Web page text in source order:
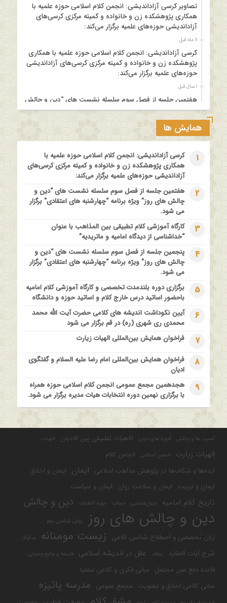
تصاویر کرسی آزاداندیشی: انجمن کلام اسلامی حوزه علمیه با
همکاری پژوهشکده زن و خانواده و کمیته مرکزی کرسی‌های
آزاداندیشی حوزه‌های علمیه برگزار می‌کند:
11 ماه قبل
کرسی آزاداندیشی: انجمن کلام اسلامی حوزه علمیه با همکاری
پژوهشکده زن و خانواده و کمیته مرکزی کرسی‌های آزاداندیشی
حوزه‌های علمیه برگزار می‌کند:
1 سال قبل
هفتمین جلسه از فصل سوم سلسله نشست های “دین و چالش
های روز” ویژه برنامه “چهارشنبه های اعتقادی” برگزار می شود.
مدرسه بهاره بازخوانی آموزه وحیانی بینونت پیشینه // تقریرها //
1 سال قبل
کارگاه آموزشی کلام تطبیقی بین المذاهب با عنوان “خداشناسی از
دیدگاه امامیه و ماتریدیه”
1 سال قبل
اولین همایش ملی” #زن و #خانواده ؛ کاوش های #وحیانی و
1 سال قبل
فراخوان مقاله ویژه سیزدهمین همایش بین المللی’فلسفه دین
معاصر با موضوع: “وحی و نبوت”
همایش ها
1
کرسی آزاداندیشی: انجمن کلام اسلامی حوزه علمیه با
همکاری پژوهشکده زن و خانواده و کمیته مرکزی کرسی‌های
آزاداندیشی حوزه‌های علمیه برگزار می‌کند:
2
هفتمین جلسه از فصل سوم سلسله نشست های “دین و
چالش های روز” ویژه برنامه “چهارشنبه های اعتقادی” برگزار
می شود.
3
کارگاه آموزشی کلام تطبیقی بین المذاهب با عنوان
“خداشناسی از دیدگاه امامیه و ماتریدیه”
4
پنجمین جلسه از فصل سوم سلسله نشست های “دین و
چالش های روز” ویژه برنامه “چهارشنبه های اعتقادی” برگزار
می شود.
5
برگزاری دوره بلندمدت تخصصی و کارگاه آموزشی کلام امامیه
باحضور اساتید درس خارج کلام و اساتید حوزه و دانشگاه
6
آیین نکوداشت اندیشه های کلامی حضرت آیت الله محمد
محمدی ری شهری (ره) در قم برگزار می شود
7 فراخوان همایش بین‌المللی الهیات زیارت
8
فراخوان همایش بین‌المللی امام رضا علیه السلام و گفتگوی
ادیان
9
هجدهمین مجمع عمومی انجمن کلام اسلامی حوزه همراه
با برگزاری نهمین دوره انتخابات هیات مدیره برگزار می شود.
آسیب ها و چالش آموزه های دینی الاهیات تطبیقی بین الادیان الهیات
الهیات زیارت انجمن اسلامی
انجمن کلام
ایده‌ها و شکاف‌ها در پژوهش مذاهب اسلامی ایمان ایمان و اخلاق
ایمان و تربیت ایمان و سلامت روان ایمان و سیاست
تاریخ کلام امامیه جهان‌شناسی حجاب حوزه الاهیات دین و چالش
دین و چالش های روز روش شناسی علم
زبان تخصصی و اصطلاح شناسی کلامی زیست مومنانه سکولار
شرح آیات العقاید عفاف عقل در اندیشه اسلامی فلسفه و منابع وحیانی
قاعده دفع ضرر محتمل مبانی فکری و کلامی سلفیه
مبانی کلامی اخلاق و معنویت مجمع عمومی مدرسه پائیزه